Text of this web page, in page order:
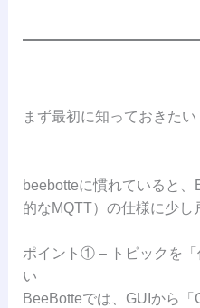
まず最初に知っておきた
beebotteに慣れていると
的なMQTT）の仕様に少し
ポイント① – トピックを
い
BeeBotteでは、GUIから「